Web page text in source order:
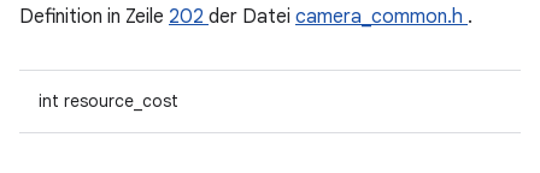
Definition in Zeile 202 der Datei camera_common.h .
int resource_cost